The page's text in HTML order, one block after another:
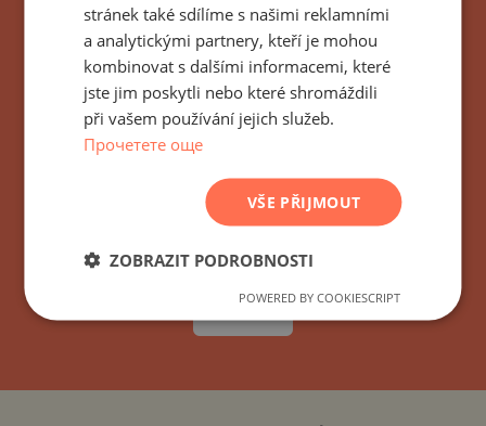
aktualizací a nových
nabídek týkajících se
budovy/komplexu Sveti
Vlas Hill Sveti Vlas,
Bulharsko
GERMAN
FRENCH
POLISH
CZECH
stránek také sdílíme s našimi reklamními
a analytickými partnery, kteří je mohou
kombinovat s dalšími informacemi, které
jste jim poskytli nebo které shromáždili
při vašem používání jejich služeb.
Прочетете още
VŠE PŘIJMOUT
ZOBRAZIT PODROBNOSTI
POWERED BY COOKIESCRIPT